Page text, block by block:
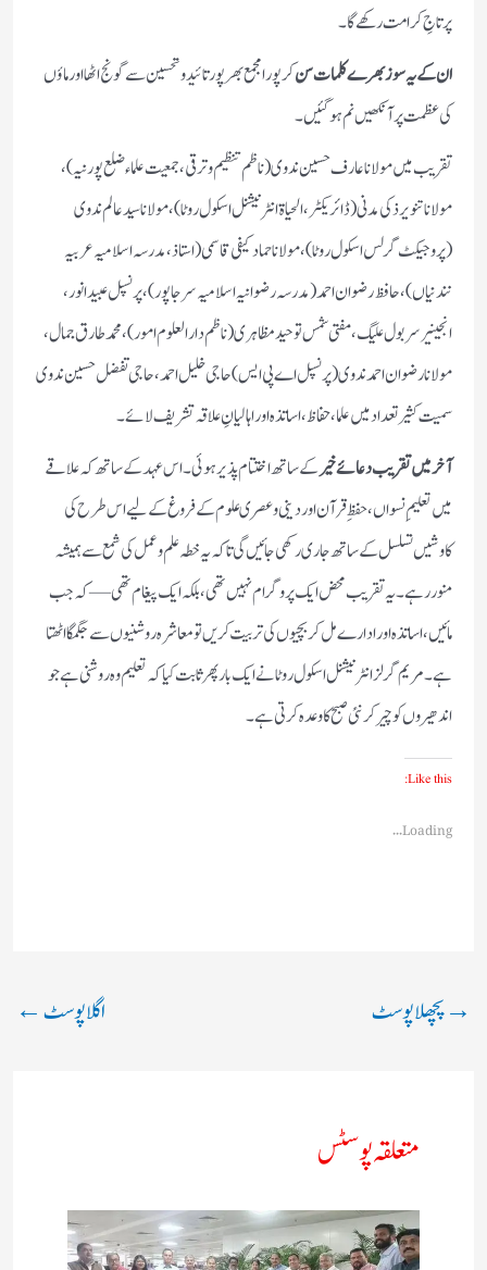
پر تاجِ کرامت رکھے گا۔
ان کے یہ سوز بھرے کلمات سنکر پورا مجمع بھرپور تائید و تحسین سے گونج اٹھا اور ماؤں
کی عظمت پر آنکھیں نم ہو گئیں۔
تقریب میں مولانا عارف حسین ندوی (ناظم تنظیم و ترقی، جمعیت علماء ضلع پورنیہ)،
مولانا تنویر ذکی مدنی (ڈائریکٹر، الحیاۃ انٹرنیشنل اسکول روٹا)، مولانا سید عالم ندوی
(پروجیکٹ گرلس اسکول روٹا)، مولانا حماد کیفی قاسمی (استاذ، مدرسہ اسلامیہ عربیہ
نندنیاں)، حافظ رضوان احمد(مدرسہ رضوانیہ اسلامیہ سرجاپور)، پرنسپل عبید انور،
انجینیر سربول علیگ، مفتی شمس توحید مظاہری (ناظم دارالعلوم امور)، محمد طارق جمال،
مولانا رضوان احمد ندوی (پرنسپل اے پی ایس) حاجی خلیل احمد، حاجی تفضل حسین ندوی
سمیت کثیر تعداد میں علما، حفاظ، اساتذہ اور اہالیانِ علاقہ تشریف لائے۔
آخر میں تقریب دعائے خیرکے ساتھ اختتام پذیر ہوئی۔ اس عہد کے ساتھ کہ علاقے
میں تعلیمِ نسواں، حفظِ قرآن اور دینی و عصری علوم کے فروغ کے لیے اس طرح کی
کاوشیں تسلسل کے ساتھ جاری رکھی جائیں گی تاکہ یہ خطہ علم و عمل کی شمع سے ہمیشہ
منور رہے۔یہ تقریب محض ایک پروگرام نہیں تھی، بلکہ ایک پیغام تھی—کہ جب
مائیں، اساتذہ اور ادارے مل کر بچیوں کی تربیت کریں تو معاشرہ روشنیوں سے جگمگا اٹھتا
ہے۔ مریم گرلز انٹرنیشنل اسکول روٹا نے ایک بار پھر ثابت کیا کہ تعلیم وہ روشنی ہے جو
اندھیروں کو چیر کر نئی صبح کا وعدہ کرتی ہے۔
Like this:
Loading...
→پچھلا پوسٹ اگلا پوسٹ←
متعلقہ پوسٹس